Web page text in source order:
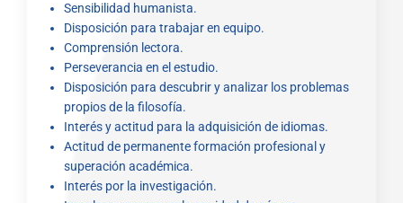
Sensibilidad humanista.
Disposición para trabajar en equipo.
Comprensión lectora.
Perseverancia en el estudio.
Disposición para descubrir y analizar los problemas
propios de la filosofía.
Interés y actitud para la adquisición de idiomas.
Actitud de permanente formación profesional y
superación académica.
Interés por la investigación.